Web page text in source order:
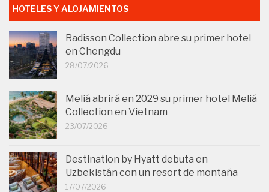
HOTELES Y ALOJAMIENTOS
Radisson Collection abre su primer hotel
en Chengdu
28/07/2026
Meliá abrirá en 2029 su primer hotel Meliá
Collection en Vietnam
23/07/2026
Destination by Hyatt debuta en
Uzbekistán con un resort de montaña
17/07/2026